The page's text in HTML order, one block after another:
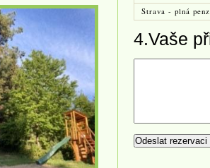
Strava - plná
4.Vaše